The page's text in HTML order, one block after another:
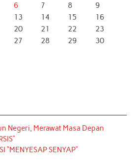
6 7 8
9
13 14 15
16
20 21 22
23
27 28 29
30
Negeri, Merawat Masa Depan
“MENYESAP SENYAP”